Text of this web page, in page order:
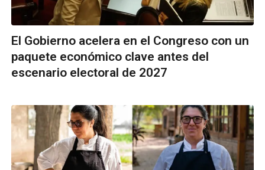
El Gobierno acelera en el Congreso con un
paquete económico clave antes del
escenario electoral de 2027